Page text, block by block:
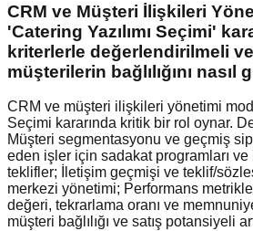
CRM ve Müşteri İlişkileri
'Catering Yazılımı Seçimi'
kriterlerle değerlendirilmeli
müşterilerin bağlılığını nasıl
CRM ve müşteri ilişkileri yönetimi
Seçimi kararında kritik bir rol oynar.
Müşteri segmentasyonu ve geçmiş
eden işler için sadakat programları
teklifler; İletişim geçmişi ve teklif/
merkezi yönetimi; Performans
değeri, tekrarlama oranı ve
müşteri bağlılığı ve satış potansiyeli